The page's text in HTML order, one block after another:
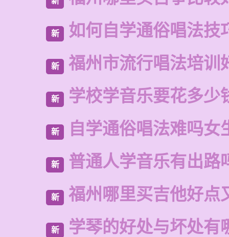
新 如何自学通俗唱法技
新 福州市流行唱法培训
新 学校学音乐要花多少
新 自学通俗唱法难吗女
新 普通人学音乐有出路
新 福州哪里买吉他好点
新 学琴的好处与坏处有